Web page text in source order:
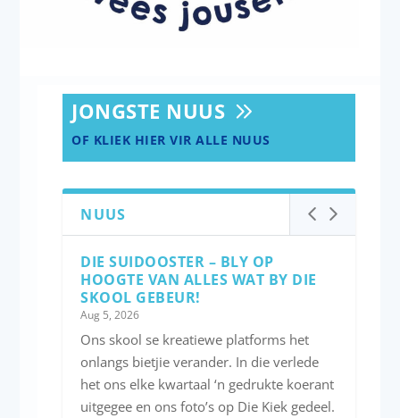
JONGSTE NUUS
OF KLIEK HIER VIR ALLE NUUS
NUUS
DIE SUIDOOSTER – BLY OP
HOOGTE VAN ALLES WAT BY DIE
SKOOL GEBEUR!
Aug 5, 2026
Ons skool se kreatiewe platforms het
onlangs bietjie verander. In die verlede
het ons elke kwartaal ‘n gedrukte koerant
uitgegee en ons foto’s op Die Kiek gedeel.